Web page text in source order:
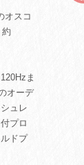
オスコ
ま
オーデ
ュレ
プロ
ドプ